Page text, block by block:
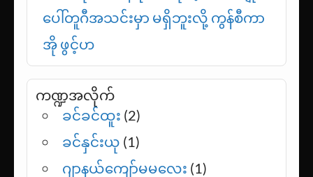
ပေါ်တူဂီအသင်းမှာ မရှိဘူးလို့ ကွန်စီကာ
အို ဖွင့်ဟ
ကဏ္ဍအလိုက်
ခင်ခင်ထူး (2)
ခင်နှင်းယု (1)
ဂျာနယ်ကျော်မမလေး (1)